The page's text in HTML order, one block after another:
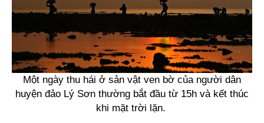
Một ngày thu hái ở sản vật ven bờ của người dân
huyện đảo Lý Sơn thường bắt đầu từ 15h và kết thúc
khi mặt trời lặn.